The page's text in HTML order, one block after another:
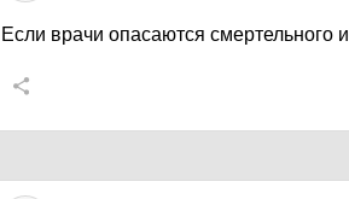
Если врачи опасаются смертельного